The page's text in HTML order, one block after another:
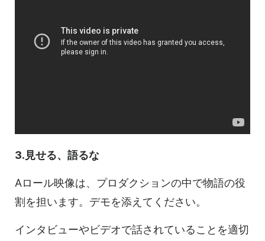
3.見せる、語るな
Aロール映像は、プロダクションの中で物語の役
割を担います。デモを添えてください。
インタビューやビデオで話されていることを適切